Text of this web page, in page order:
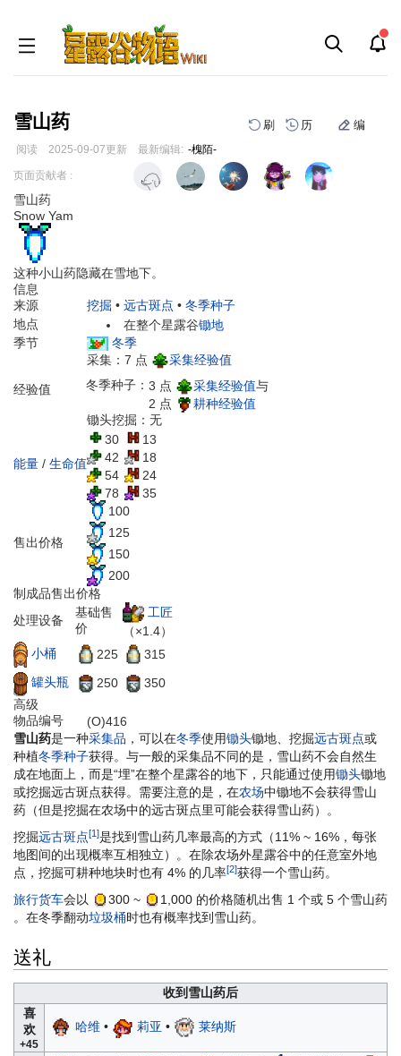
雪山药 刷 历 编
阅读 2025-09-07更新 最新编辑: -槐陌-
跳
导
航
跳
搜
索
页面贡献者 :
雪山药
Snow Yam
这种小山药隐藏在雪地下。
信息
来源
挖掘 • 远古斑点 • 冬季种子
地点
在整个星露谷锄地
季节
冬季
经验值
采集：7 点
采集经验值
冬季种子： 3 点 采集经验值与
2 点
耕种经验值
锄头挖掘：无
能量 / 生命值
30
13
42
18
54
24
78
35
售出价格
100
125
150
200
制成品售出价格
处理设备
基础售
价
工匠
（×1.4）
小桶
225
315
罐头瓶
250
350
高级
物品编号
(O)416
雪山药是一种采集品 ，可以在冬季使用锄头锄地、挖掘远古斑点或
种植冬季种子获得。与一般的采集品不同的是，雪山药不会自然生
成在地面上，而是“埋”在整个星露谷的地下，只能通过使用锄头锄地
或挖掘远古斑点获得。需要注意的是，在农场中锄地不会获得雪山
药（但是挖掘在农场中的远古斑点里可能会获得雪山药）。
挖掘远古斑点[1]是找到雪山药几率最高的方式（11% ~ 16%，每张
地图间的出现概率互相独立）。在除农场外星露谷中的任意室外地
点，挖掘可耕种地块时也有 4% 的几率[2]获得一个雪山药。
旅行货车会以 300 ~ 1,000 的价格随机出售 1 个或 5 个雪山药
。在冬季翻动垃圾桶时也有概率找到雪山药。
送礼
收到雪山药后
喜
欢
+45
哈维• 莉亚 • 莱纳斯